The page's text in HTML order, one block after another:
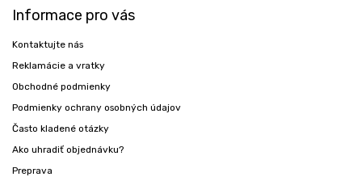
Informace pro vás
Kontaktujte nás
Reklamácie a vratky
Obchodné podmienky
Podmienky ochrany osobných údajov
Často kladené otázky
Ako uhradiť objednávku?
Preprava